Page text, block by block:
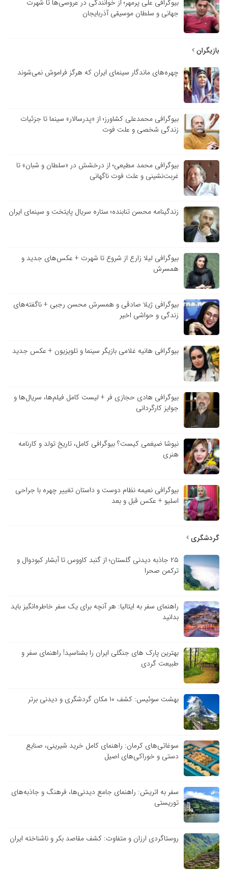
بیوگرافی علی پرمهر؛ از خوانندگی در عروسی‌ها تا شهرت
جهانی و سلطان موسیقی آذربایجان
بازیگران
چهره‌های ماندگار سینمای ایران که هرگز فراموش نمی‌شوند
بیوگرافی محمدعلی کشاورز؛ از «پدرسالار» سینما تا جزئیات
زندگی شخصی و علت فوت
بیوگرافی محمد مطیعی؛ از درخشش در «سلطان و شبان» تا
غربت‌نشینی و علت فوت ناگهانی
زندگینامه محسن تنابنده؛ ستاره سریال پایتخت و سینمای ایران
بیوگرافی لیلا زارع از شروع تا شهرت + عکس‌های جدید و
همسرش
بیوگرافی ژیلا صادقی و همسرش محسن رجبی + ناگفته‌های
زندگی و حواشی اخیر
بیوگرافی هانیه غلامی بازیگر سینما و تلویزیون + عکس جدید
بیوگرافی هادی حجازی فر + لیست کامل فیلم‌ها، سریال‌ها و
جوایز کارگردانی
نیوشا ضیغمی کیست؟ بیوگرافی کامل، تاریخ تولد و کارنامه
هنری
بیوگرافی نعیمه نظام دوست و داستان تغییر چهره با جراحی
اسلیو + عکس قبل و بعد
گردشگری
۲۵ جاذبه دیدنی گلستان؛ از گنبد کاووس تا آبشار کبودوال و
ترکمن صحرا
راهنمای سفر به ایتالیا: هر آنچه برای یک سفر خاطره‌انگیز باید
بدانید
بهترین پارک های جنگلی ایران را بشناسید! راهنمای سفر و
طبیعت گردی
بهشت سوئیس: کشف ۱۰ مکان گردشگری و دیدنی برتر
سوغاتی‌های کرمان: راهنمای کامل خرید شیرینی، صنایع
دستی و خوراکی‌های اصیل
سفر به اتریش: راهنمای جامع دیدنی‌ها، فرهنگ و جاذبه‌های
توریستی
روستاگردی ارزان و متفاوت: کشف مقاصد بکر و ناشناخته ایران